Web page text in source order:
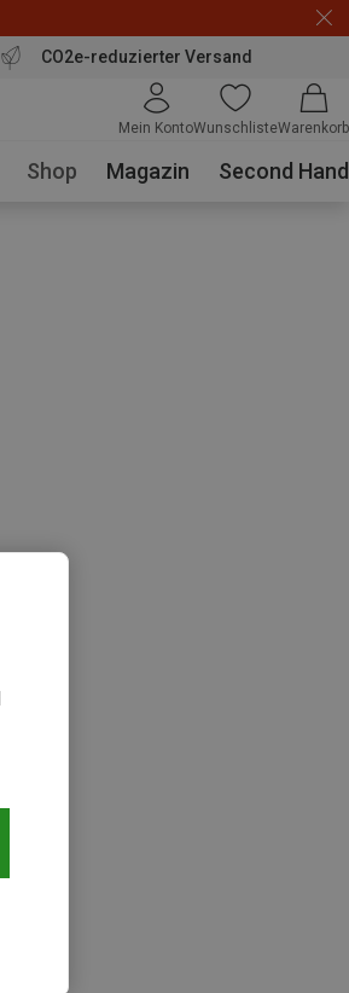
CO2e-reduzierter Versand
Mein KontoWunschlisteWarenkorb
Shop Magazin Second Hand